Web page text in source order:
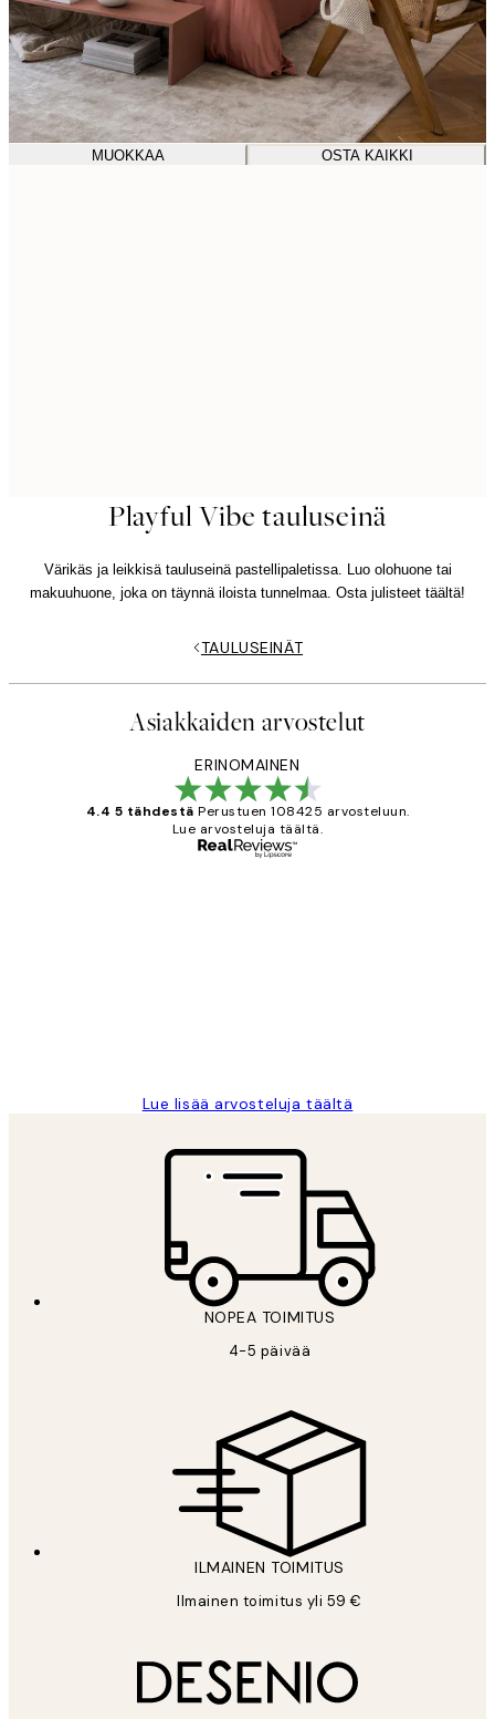
MUOKKAA OSTA KAIKKI
Playful Vibe tauluseinä
Värikäs ja leikkisä tauluseinä pastellipaletissa. Luo olohuone tai
makuuhuone, joka on täynnä iloista tunnelmaa. Osta julisteet täältä!
TAULUSEINÄT
Asiakkaiden arvostelut
ERINOMAINEN
4.4 5 tähdestä Perustuen 108425 arvosteluun.
Lue arvosteluja täältä.
Lue lisää arvosteluja täältä
NOPEA TOIMITUS
4-5 päivää
ILMAINEN TOIMITUS
Ilmainen toimitus yli 59 €